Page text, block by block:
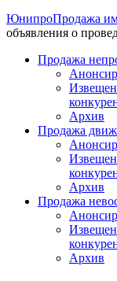
ЮнипроПродажа
объявления о
Продажа
Архив
Продажа
Архив
Продажа
Архив